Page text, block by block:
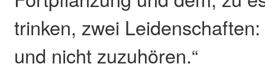
trinken, zwei
und nicht zuzuhören.“